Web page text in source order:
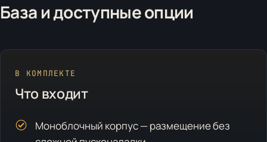
База и доступные опции
В КОМПЛЕКТЕ
Что входит
Моноблочный корпус — размещение без